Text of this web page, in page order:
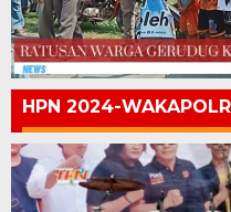
HPN 2024-